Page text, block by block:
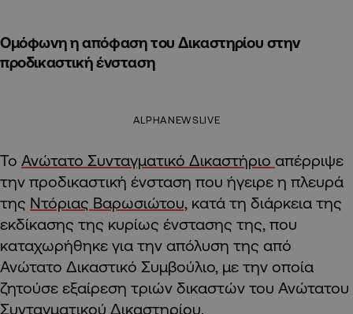
Ομόφωνη η απόφαση του Δικαστηρίου στην
προδικαστική ένσταση
ALPHANEWSLIVE
Το Ανώτατο Συνταγματικό Δικαστήριο απέρριψε
την προδικαστική ένσταση που ήγειρε η πλευρά
της Ντόριας Βαρωσιώτου, κατά τη διάρκεια της
εκδίκασης της κυρίως ένστασης της, που
καταχωρήθηκε για την απόλυση της από
Ανώτατο Δικαστικό Συμβούλιο, με την οποία
ζητούσε εξαίρεση τριών δικαστών του Ανώτατου
Συνταγματικού Δικαστηρίου.